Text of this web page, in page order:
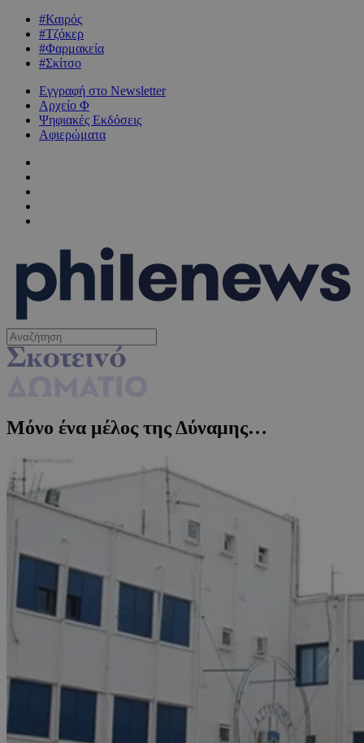
#Καιρός
#Τζόκερ
#Φαρμακεία
#Σκίτσο
Εγγραφή στο Newsletter
Αρχείο Φ
Ψηφιακές Εκδόσεις
Αφιερώματα
Μόνο ένα μέλος της Δύναμης…